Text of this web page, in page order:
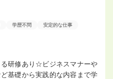
学歴不問 安定的な仕事
る研修あり☆ビジネスマナーや
基礎から実践的な内容まで学